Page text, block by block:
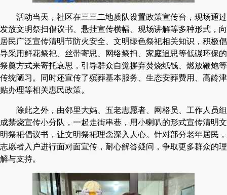
活动当天，社区在三三二地质队设置政策宣传台，现场通过
发放文明祭扫倡议书、悬挂宣传横幅、现场讲解等多种形式，向
居民广泛宣传清明节防火安全、文明绿色祭祀相关知识，积极倡
导采用鲜花祭祀、丝带寄思、网络祭扫、家庭追思等低碳环保的
祭奠方式来寄托哀思，引导群众自觉摒弃焚烧纸钱、燃放鞭炮等
传统陋习。同时还宣传了殡葬基本服务、生态安葬费用、高龄津
贴办理等相关惠民政策。
除此之外，由邻里大妈、五老志愿者、网格员、工作人员组
成禁烧宣传小分队，一起走街串巷，用小喇叭的形式宣传清明文
明祭祀倡议书，让文明祭祀理念深入人心。针对部分老年居民，
志愿者入户进行面对面宣传，耐心解答疑问，争取更多群众的理
解与支持。